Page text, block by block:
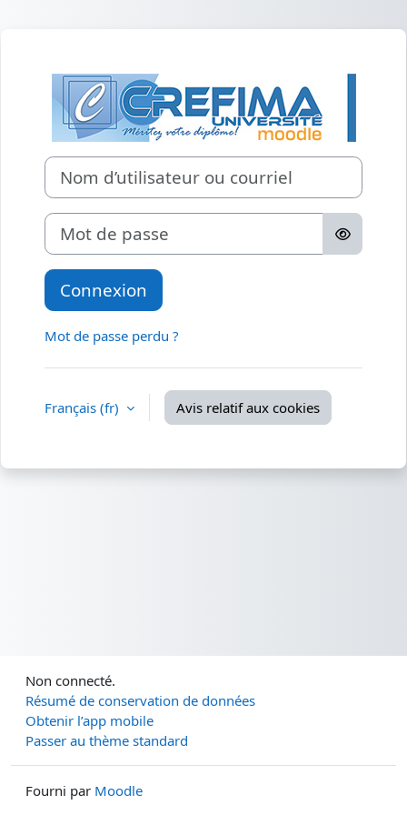
Connexion à
Nom d’utilisateur ou courriel
Mot de passe
Connexion
Mot de passe perdu ?
Français ‎(fr)‎ Avis relatif aux cookies
Non connecté.
Résumé de conservation de données
Obtenir l’app mobile
Passer au thème standard
Fourni par Moodle